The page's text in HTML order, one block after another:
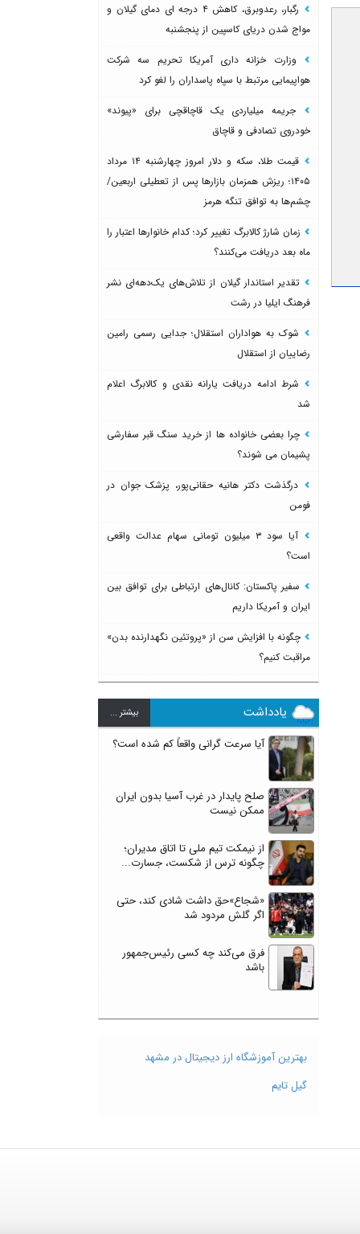
رگبار، رعدوبرق، کاهش ۴ درجه ای دمای گیلان و
مواج شدن دریای کاسپین از پنجشنبه
وزارت خزانه داری آمریکا تحریم سه شرکت
هواپیمایی مرتبط با سپاه پاسداران را لغو کرد
جریمه میلیاردی یک قاچاقچی برای «پیوند»
خودروی تصادفی و قاچاق
قیمت طلا، سکه و دلار امروز چهارشنبه ۱۴ مرداد
۱۴۰۵؛ ریزش همزمان بازارها پس از تعطیلی اربعین/
چشم‌ها به توافق تنگه هرمز
زمان شارژ کالابرگ تغییر کرد؛ کدام خانوارها اعتبار را
ماه بعد دریافت می‌کنند؟
تقدیر استاندار گیلان از تلاش‌های یک‌دهه‌ای نشر
فرهنگ ایلیا در رشت
شوک به هواداران استقلال؛ جدایی رسمی رامین
رضاییان از استقلال
شرط ادامه دریافت یارانه نقدی و کالابرگ اعلام
شد
چرا بعضی خانواده ها از خرید سنگ قبر سفارشی
پشیمان می شوند؟
درگذشت دکتر هانیه حقانی‌پور، پزشک جوان در
فومن
آیا سود ۳ میلیون تومانی سهام عدالت واقعی
است؟
سفیر پاکستان: کانال‌های ارتباطی برای توافق بین
ایران و آمریکا داریم
چگونه با افزایش سن از «پروتئین نگهدارنده بدن»
مراقبت کنیم؟
یادداشت بيشتر ...
آیا سرعت گرانی واقعاً کم شده است؟
صلح پایدار در غرب آسیا بدون ایران
ممکن نیست
از نیمکت تیم ملی تا اتاق مدیران؛
چگونه ترس از شکست، جسارت...
«شجاع»حق داشت شادی کند، حتی
اگر گلش مردود شد
فرق می‌کند چه کسی رئیس‌جمهور
باشد
بهترین آموزشگاه ارز دیجیتال در مشهد
گیل تایم